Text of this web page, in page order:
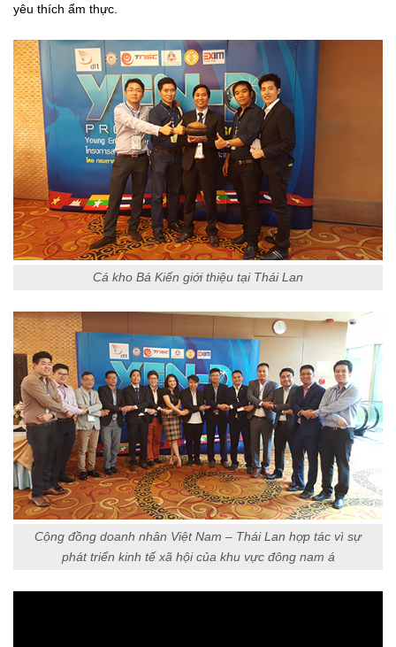
yêu thích ẩm thực.
Cá kho Bá Kiến giới thiệu tại Thái Lan
Cộng đồng doanh nhân Việt Nam – Thái Lan hợp tác vì sự
phát triển kinh tế xã hội của khu vực đông nam á